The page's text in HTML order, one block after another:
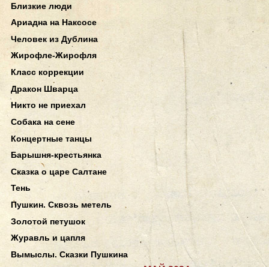
Близкие люди
Ариадна на Наксосе
Человек из Дублина
Жирофле-Жирофля
Класс коррекции
Дракон Шварца
Никто не приехал
Собака на сене
Концертные танцы
Барышня-крестьянка
Сказка о царе Салтане
Тень
Пушкин. Сквозь метель
Золотой петушок
Журавль и цапля
Вымыслы. Сказки Пушкина